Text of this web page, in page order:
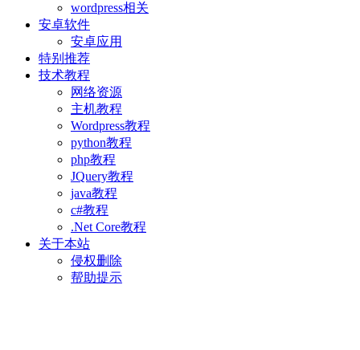
wordpress相关
安卓软件
安卓应用
特别推荐
技术教程
网络资源
主机教程
Wordpress教程
python教程
php教程
JQuery教程
java教程
c#教程
.Net Core教程
关于本站
侵权删除
帮助提示